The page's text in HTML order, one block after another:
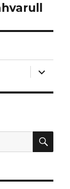
laienda